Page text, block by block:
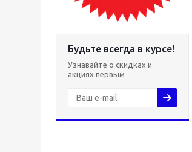
Будьте всегда в курсе!
Узнавайте о скидках и
акциях первым